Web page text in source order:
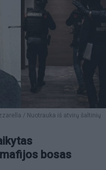
/ Nuotrauka iš atvirų šaltinių
bosas